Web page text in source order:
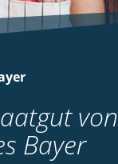
von
Bayer